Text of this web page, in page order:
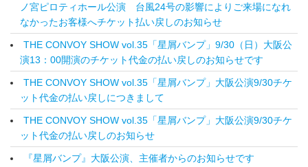
ノ宮ピロティホール公演 台風24号の影響によりご来場になれ
なかったお客様へチケット払い戻しのお知らせ
THE CONVOY SHOW vol.35「星屑バンプ」9/30（日）大阪公
演13：00開演のチケット代金の払い戻しのお知らせです
THE CONVOY SHOW vol.35「星屑バンプ」大阪公演9/30チケ
ット代金の払い戻しにつきまして
THE CONVOY SHOW vol.35「星屑バンプ」大阪公演9/30チケ
ット代金の払い戻しのお知らせ
『星屑バンプ』大阪公演、主催者からのお知らせです